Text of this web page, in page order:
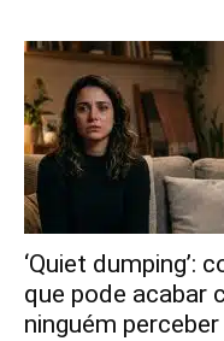
‘Quiet
que pode acabar
ninguém perceber